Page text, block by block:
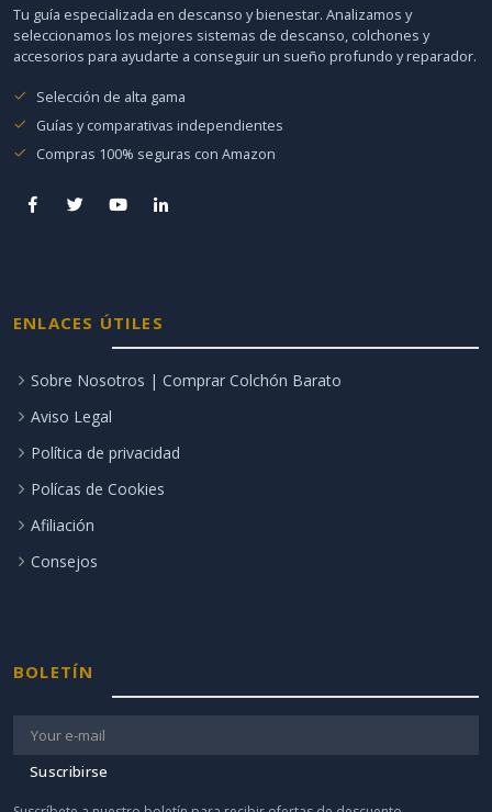
Tu guía especializada en descanso y bienestar. Analizamos y
seleccionamos los mejores sistemas de descanso, colchones y
accesorios para ayudarte a conseguir un sueño profundo y reparador.
Selección de alta gama
Guías y comparativas independientes
Compras 100% seguras con Amazon
ENLACES ÚTILES
Sobre Nosotros | Comprar Colchón Barato
Aviso Legal
Política de privacidad
Polícas de Cookies
Afiliación
Consejos
BOLETÍN
Suscribirse